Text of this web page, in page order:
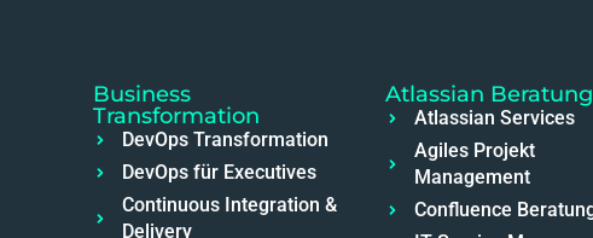
Business
Transformation
DevOps Transformation
DevOps für Executives
Continuous Integration &
Delivery
Atlassian Beratung
Atlassian Services
Agiles Projekt
Management
Confluence